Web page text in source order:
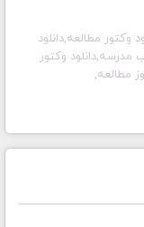
وکتور مطالعه,دانلود
مدرسه,دانلود وکتور
مطالعه,